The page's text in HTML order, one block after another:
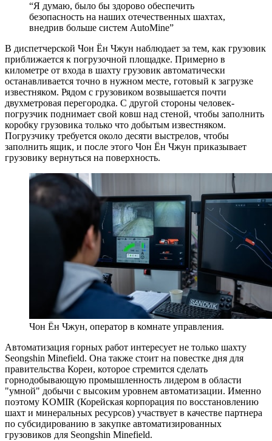
“Я думаю, было бы здорово обеспечить
безопасность на наших отечественных шахтах,
внедрив больше систем AutoMine”
В диспетчерской Чон Ён Чжун наблюдает за тем, как грузовик
приближается к погрузочной площадке. Примерно в
километре от входа в шахту грузовик автоматически
останавливается точно в нужном месте, готовый к загрузке
известняком. Рядом с грузовиком возвышается почти
двухметровая перегородка. С другой стороны человек-
погрузчик поднимает свой ковш над стеной, чтобы заполнить
коробку грузовика только что добытым известняком.
Погрузчику требуется около десяти выстрелов, чтобы
заполнить ящик, и после этого Чон Ён Чжун приказывает
грузовику вернуться на поверхность.
Чон Ён Чжун, оператор в комнате управления.
Автоматизация горных работ интересует не только шахту
Seongshin Minefield. Она также стоит на повестке дня для
правительства Кореи, которое стремится сделать
горнодобывающую промышленность лидером в области
"умной" добычи с высоким уровнем автоматизации. Именно
поэтому KOMIR (Корейская корпорация по восстановлению
шахт и минеральных ресурсов) участвует в качестве партнера
по субсидированию в закупке автоматизированных
грузовиков для Seongshin Minefield.